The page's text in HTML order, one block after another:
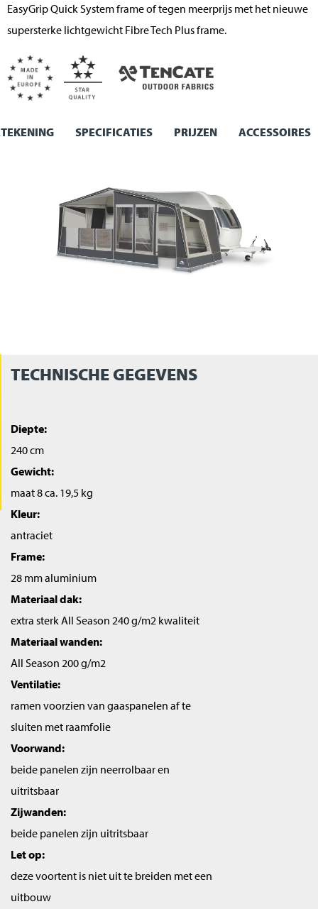
EasyGrip Quick System frame of tegen meerprijs met het nieuwe
supersterke lichtgewicht Fibre Tech Plus frame.
SPECIFICATIES PRIJZEN ACCESSOIRES
TECHNISCHE GEGEVENS
Diepte:
240 cm
Gewicht:
maat 8 ca. 19,5 kg
Kleur:
antraciet
Frame:
28 mm aluminium
Materiaal dak:
extra sterk All Season 240 g/m2 kwaliteit
Materiaal wanden:
All Season 200 g/m2
Ventilatie:
ramen voorzien van gaaspanelen af te
sluiten met raamfolie
Voorwand:
beide panelen zijn neerrolbaar en
uitritsbaar
Zijwanden:
beide panelen zijn uitritsbaar
Let op:
deze voortent is niet uit te breiden met een
uitbouw